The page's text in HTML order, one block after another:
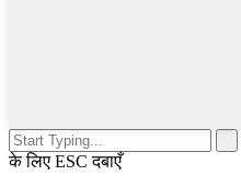
के लिए ESC दबाएँ